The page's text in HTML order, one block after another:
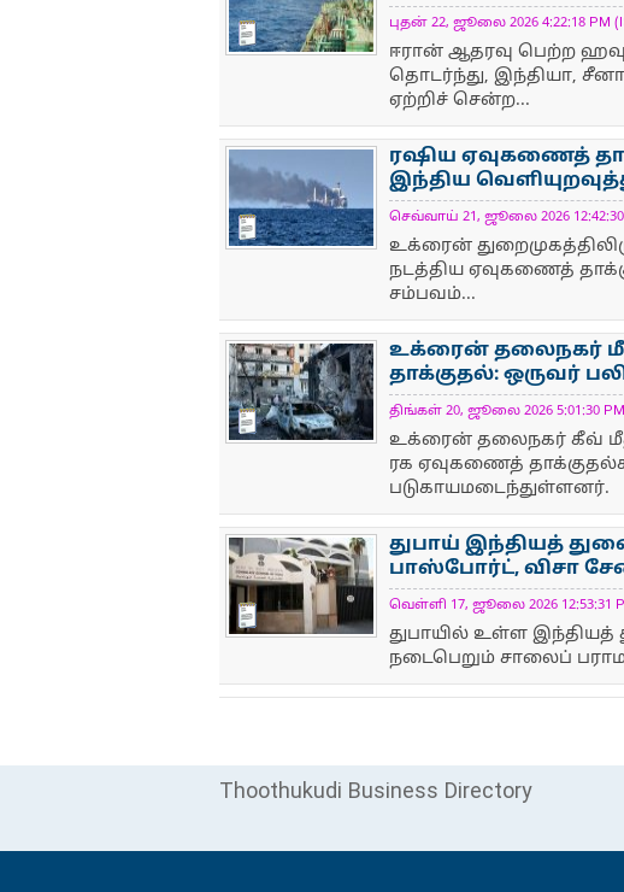
NewsIcon புதன் 22, ஜூலை 2026 4:22:18 PM
ஈரான் ஆதரவு பெற்ற
தொடர்ந்து, இந்தியா,
ஏற்றிச் சென்ற...
NewsIcon
ரஷிய ஏவுகணைத்
இந்திய
செவ்வாய் 21, ஜூலை 2026 12:42:30
உக்ரைன்
நடத்திய ஏவுகணைத்
சம்பவம்...
NewsIcon
உக்ரைன் தலைநகர்
தாக்குதல்: ஒருவர்
திங்கள் 20, ஜூலை 2026 5:01:30 PM
உக்ரைன் தலைநகர் கீவ்
ரக ஏவுகணைத்
படுகாயமடைந்துள்ளனர்.
NewsIcon
துபாய் இந்தியத்
பாஸ்போர்ட், விசா
வெள்ளி 17, ஜூலை 2026 12:53:31
துபாயில் உள்ள இந்தியத்
நடைபெறும் சாலைப்
Thoothukudi Business Directory